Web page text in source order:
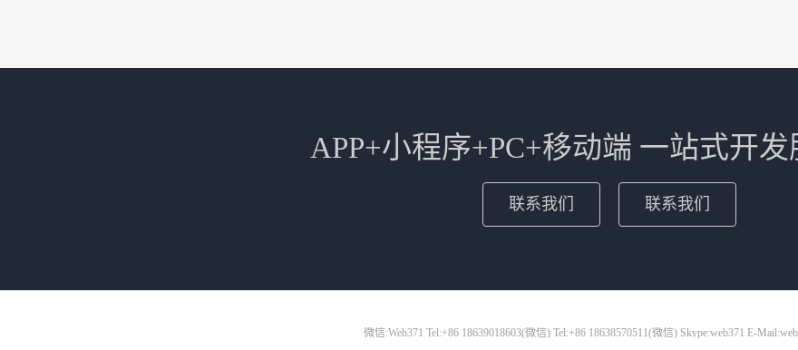
APP+小程序+PC+移动端 一站式开
联系我们 联系我们
微信:Web371 Tel:+86 18639018603(微信) Tel:+86 18638570511(微信) Skype:web371 E-